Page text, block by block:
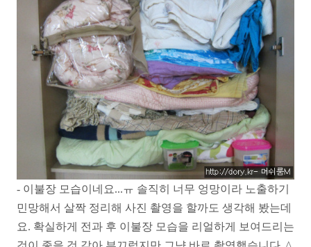
- 이불장 모습이네요...ㅠ 솔직히 너무 엉망이라 노출하기
민망해서 살짝 정리해 사진 촬영을 할까도 생각해 봤는데
요. 확실하게 전과 후 이불장 모습을 리얼하게 보여드리는